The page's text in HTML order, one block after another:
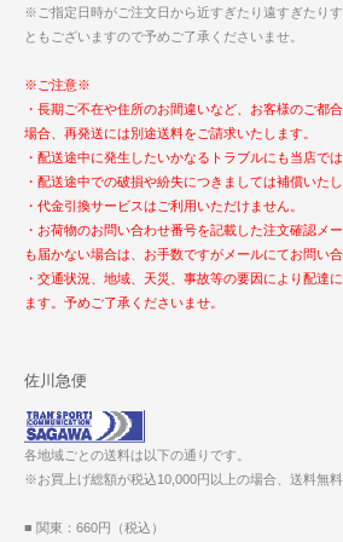
※ご指定日時がご注文日から近すぎたり遠すぎたり
ともございますので予めご了承くださいませ。
※ご注意※
・長期ご不在や住所のお間違いなど、お客様のご都
場合、再発送には別途送料をご請求いたします。
・配送途中に発生したいかなるトラブルにも当店で
・配送途中での破損や紛失につきましては補償いたし
・代金引換サービスはご利用いただけません。
・お荷物のお問い合わせ番号を記載した注文確認メ
も届かない場合は、お手数ですがメールにてお問い合
・交通状況、地域、天災、事故等の要因により配達
ます。予めご了承くださいませ。
佐川急便
各地域ごとの送料は以下の通りです。
※お買上げ総額が税込10,000円以上の場合、送料無料
■ 関東：660円（税込）